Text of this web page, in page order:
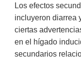
Los efectos
incluyeron diarrea
ciertas
en el hígado
secundarios